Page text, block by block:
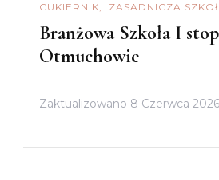
CUKIERNIK ZASADNICZA
Branżowa Szkoła I
Otmuchowie
Zaktualizowano 8 Czerwca 2026